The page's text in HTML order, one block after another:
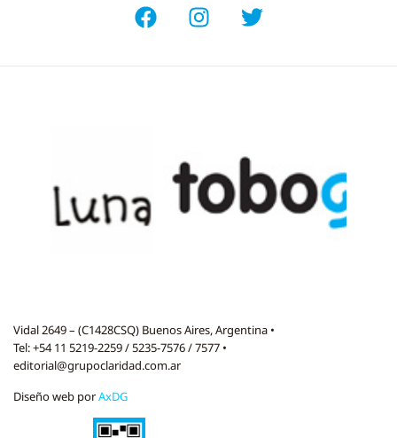
Vidal 2649 – (C1428CSQ) Buenos Aires, Argentina •
Tel: +54 11 5219-2259 / 5235-7576 / 7577 •
editorial@grupoclaridad.com.ar
Diseño web porAxDG